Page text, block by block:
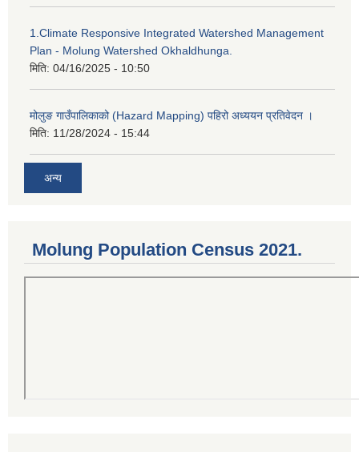
1.Climate Responsive Integrated Watershed Management
Plan - Molung Watershed Okhaldhunga.
मिति: 04/16/2025 - 10:50
मोलुङ गाउँपालिकाको (Hazard Mapping) पहिरो अध्ययन प्रतिवेदन ।
मिति: 11/28/2024 - 15:44
अन्य
Molung Population Census 2021.